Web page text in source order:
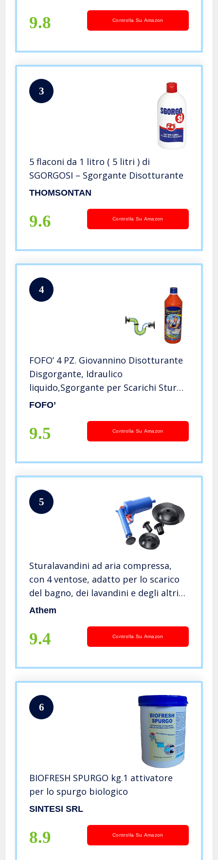
9.8 Controlla Su Amazon
3
5 flaconi da 1 litro ( 5 litri ) di
SGORGOSI – Sgorgante Disotturante
THOMSONTAN
9.6 Controlla Su Amazon
4
FOFO’ 4 PZ. Giovannino Disotturante
Disgorgante, Idraulico
liquido,Sgorgante per Scarichi Sturo
WC Fogna Lavandino, Acido,
FOFO’
9.5 Controlla Su Amazon
5
Sturalavandini ad aria compressa,
con 4 ventose, adatto per lo scarico
del bagno, dei lavandini e degli altri
scarichi di casa, codice 5111, blue
Athem
9.4 Controlla Su Amazon
6
BIOFRESH SPURGO kg.1 attivatore
per lo spurgo biologico
SINTESI SRL
8.9 Controlla Su Amazon